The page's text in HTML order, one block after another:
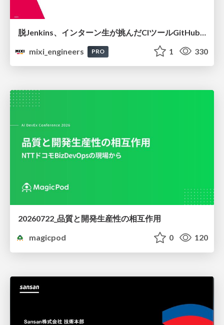
mixi_engineers
PRO 1 330
20260722_品質と開発生産性の相互作用
magicpod
0 120